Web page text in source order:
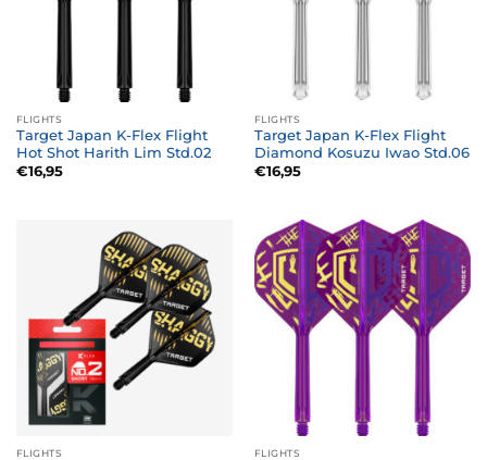
FLIGHTS
Target Japan K-Flex Flight
Hot Shot Harith Lim Std.02
€16,95
FLIGHTS
Target Japan K-Flex Flight
Diamond Kosuzu Iwao Std.06
€16,95
FLIGHTS FLIGHTS